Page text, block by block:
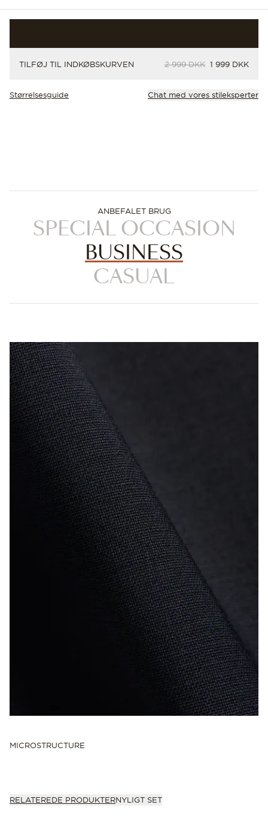
TILFØJ TIL INDKØBSKURVEN ORIGINALPRIS
2 999 DKK PRIS
1 999 DKK
Størrelsesguide Chat med vores stileksperter
ANBEFALET BRUG
SPECIAL OCCASION
BUSINESS
CASUAL
MICROSTRUCTURE
RELATEREDE PRODUKTERNYLIGT SET